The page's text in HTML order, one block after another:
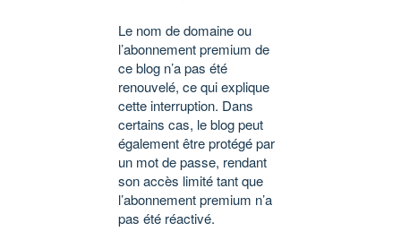
Le nom de domaine ou
l’abonnement premium de
ce blog n’a pas été
renouvelé, ce qui explique
cette interruption. Dans
certains cas, le blog peut
également être protégé par
un mot de passe, rendant
son accès limité tant que
l’abonnement premium n’a
pas été réactivé.